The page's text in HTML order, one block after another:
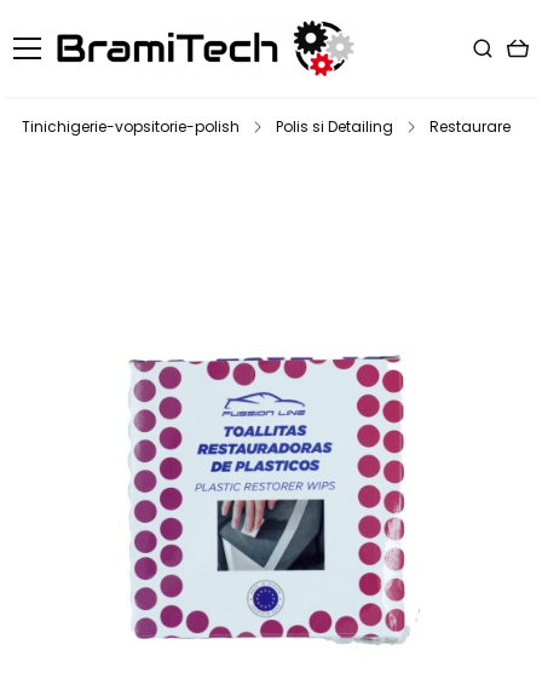
Tinichigerie-vopsitorie-polish Polis si Detailing Restaurare